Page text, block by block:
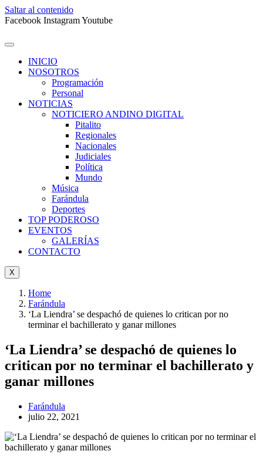
Saltar al contenido
Facebook InstagramYoutube
INICIO
NOSOTROS
Programación
Personal
NOTICIAS
NOTICIERO ANDINO DIGITAL
Pitalito
Regionales
Nacionales
Judiciales
Política
Mundo
Música
Farándula
Deportes
TOP PODEROSO
EVENTOS
GALERÍAS
CONTACTO
X
Home
Farándula
‘La Liendra’ se despachó de quienes lo critican por no
terminar el bachillerato y ganar millones
‘La Liendra’ se despachó de quienes lo
critican por no terminar el bachillerato y
ganar millones
Farándula
julio 22, 2021